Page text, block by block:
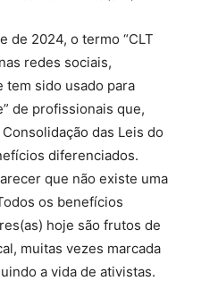
de 2024, o termo “CLT
redes sociais,
tem sido usado para
de profissionais que,
das Leis do
diferenciados.
que não existe uma
os benefícios
hoje são frutos de
muitas vezes marcada
a vida de ativistas.